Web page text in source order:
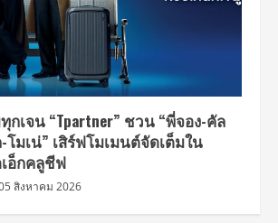
กเจน “Tpartner” ชวน “พี่จอง-คัล
มเน่” เสิร์ฟโมเมนต์จัดเต็มใน
อ็กคลูชีฟ
สิงหาคม 2026